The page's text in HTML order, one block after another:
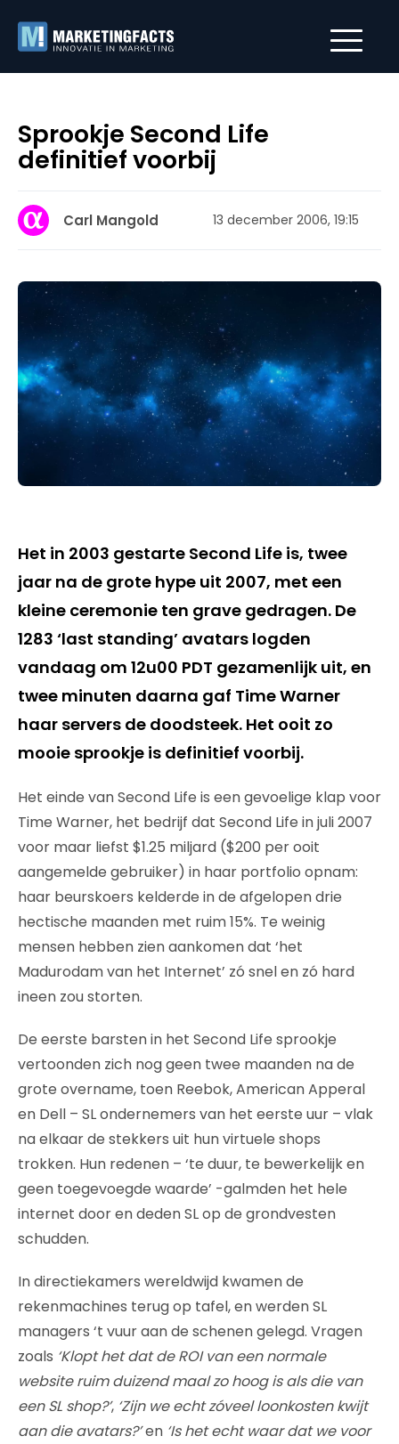
Sprookje Second Life
definitief voorbij
Carl Mangold 13 december 2006, 19:15
Het in 2003 gestarte Second Life is, twee
jaar na de grote hype uit 2007, met een
kleine ceremonie ten grave gedragen. De
1283 ‘last standing’ avatars logden
vandaag om 12u00 PDT gezamenlijk uit, en
twee minuten daarna gaf Time Warner
haar servers de doodsteek. Het ooit zo
mooie sprookje is definitief voorbij.
Het einde van Second Life is een gevoelige klap voor
Time Warner, het bedrijf dat Second Life in juli 2007
voor maar liefst $1.25 miljard ($200 per ooit
aangemelde gebruiker) in haar portfolio opnam:
haar beurskoers kelderde in de afgelopen drie
hectische maanden met ruim 15%. Te weinig
mensen hebben zien aankomen dat ‘het
Madurodam van het Internet’ zó snel en zó hard
ineen zou storten.
De eerste barsten in het Second Life sprookje
vertoonden zich nog geen twee maanden na de
grote overname, toen Reebok, American Apperal
en Dell – SL ondernemers van het eerste uur – vlak
na elkaar de stekkers uit hun virtuele shops
trokken. Hun redenen – ‘te duur, te bewerkelijk en
geen toegevoegde waarde’ -galmden het hele
internet door en deden SL op de grondvesten
schudden.
In directiekamers wereldwijd kwamen de
rekenmachines terug op tafel, en werden SL
managers ‘t vuur aan de schenen gelegd. Vragen
zoals ‘Klopt het dat de ROI van een normale
website ruim duizend maal zo hoog is als die van
een SL shop?’, ‘Zijn we echt zóveel loonkosten kwijt
aan die avatars?’en ‘Is het echt waar dat we voor